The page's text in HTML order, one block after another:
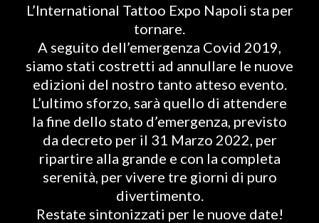
L’International Tattoo Expo Napoli sta per
tornare.
A seguito dell’emergenza Covid 2019,
siamo stati costretti ad annullare le nuove
edizioni del nostro tanto atteso evento.
L’ultimo sforzo, sarà quello di attendere
la fine dello stato d’emergenza, previsto
da decreto per il 31 Marzo 2022, per
ripartire alla grande e con la completa
serenità, per vivere tre giorni di puro
divertimento.
Restate sintonizzati per le nuove date!